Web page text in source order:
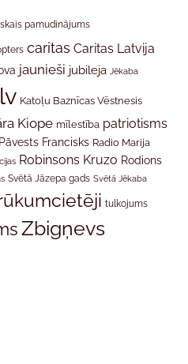
pamudinājums
caritas Caritas Latvija
jaunieši jubileja Jēkaba
Katoļu Baznīcas Vēstnesis
Kiope mīlestība patriotisms
Pāvests Francisks Radio Marija
Robinsons Kruzo Rodions
Svētā Jāzepa gads Svētā Jēkaba
tulkojums
Zbigņevs